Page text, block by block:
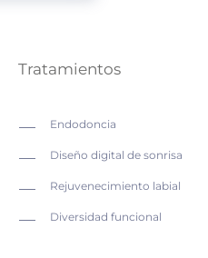
Tratamientos
Endodoncia
Diseño digital de sonrisa
Rejuvenecimiento labial
Diversidad funcional